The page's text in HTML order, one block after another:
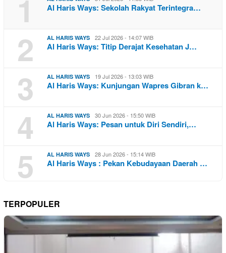
1 Al Haris Ways: Sekolah Rakyat Terintegra…
2 AL HARIS WAYS 22 Jul 2026 - 14:07 WIB
Al Haris Ways: Titip Derajat Kesehatan J…
3 AL HARIS WAYS 19 Jul 2026 - 13:03 WIB
Al Haris Ways: Kunjungan Wapres Gibran k…
4 AL HARIS WAYS 30 Jun 2026 - 15:50 WIB
Al Haris Ways: Pesan untuk Diri Sendiri,…
5 AL HARIS WAYS 28 Jun 2026 - 15:14 WIB
Al Haris Ways : Pekan Kebudayaan Daerah …
TERPOPULER